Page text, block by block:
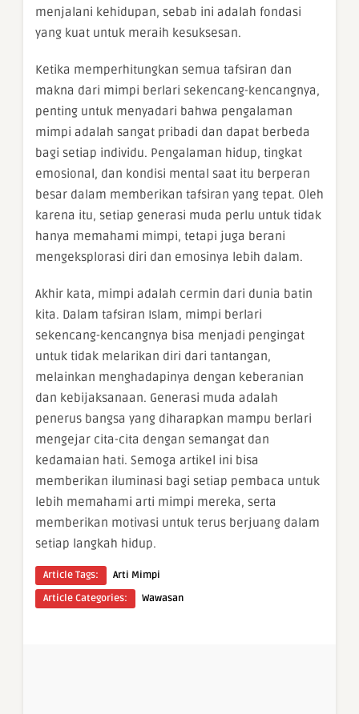
menjalani kehidupan, sebab ini adalah fondasi
yang kuat untuk meraih kesuksesan.
Ketika memperhitungkan semua tafsiran dan
makna dari mimpi berlari sekencang-kencangnya,
penting untuk menyadari bahwa pengalaman
mimpi adalah sangat pribadi dan dapat berbeda
bagi setiap individu. Pengalaman hidup, tingkat
emosional, dan kondisi mental saat itu berperan
besar dalam memberikan tafsiran yang tepat. Oleh
karena itu, setiap generasi muda perlu untuk tidak
hanya memahami mimpi, tetapi juga berani
mengeksplorasi diri dan emosinya lebih dalam.
Akhir kata, mimpi adalah cermin dari dunia batin
kita. Dalam tafsiran Islam, mimpi berlari
sekencang-kencangnya bisa menjadi pengingat
untuk tidak melarikan diri dari tantangan,
melainkan menghadapinya dengan keberanian
dan kebijaksanaan. Generasi muda adalah
penerus bangsa yang diharapkan mampu berlari
mengejar cita-cita dengan semangat dan
kedamaian hati. Semoga artikel ini bisa
memberikan iluminasi bagi setiap pembaca untuk
lebih memahami arti mimpi mereka, serta
memberikan motivasi untuk terus berjuang dalam
setiap langkah hidup.
Article Tags:
Arti Mimpi
Article Categories:
Wawasan